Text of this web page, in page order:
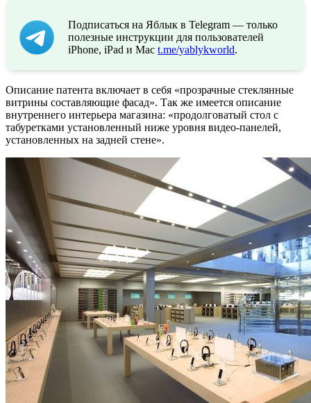
Подписаться на Яблык в Telegram — только
полезные инструкции для пользователей
iPhone, iPad и Mac t.me/yablykworld.
Описание патента включает в себя «прозрачные стеклянные
витрины составляющие фасад». Так же имеется описание
внутреннего интерьера магазина: «продолговатый стол с
табуретками установленный ниже уровня видео-панелей,
установленных на задней стене».